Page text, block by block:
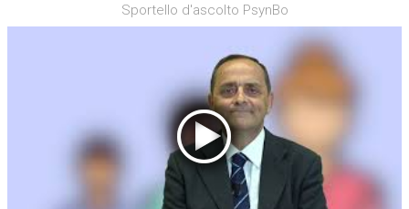
Sportello d'ascolto PsynBo